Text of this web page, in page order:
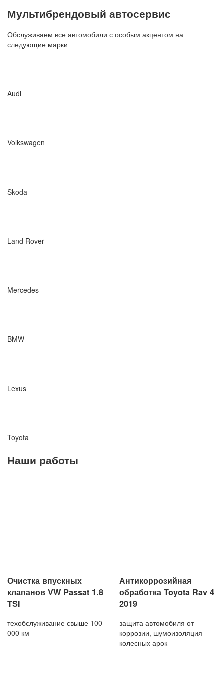
Мультибрендовый автосервис
Обслуживаем все автомобили с особым акцентом на
следующие марки
Audi
Volkswagen
Skoda
Land Rover
Mercedes
BMW
Lexus
Toyota
Наши работы
Очистка впускных
клапанов VW Passat 1.8
TSI
техобслуживание свыше 100
000 км
Антикоррозийная
обработка Toyota Rav 4
2019
защита автомобиля от
коррозии, шумоизоляция
колесных арок